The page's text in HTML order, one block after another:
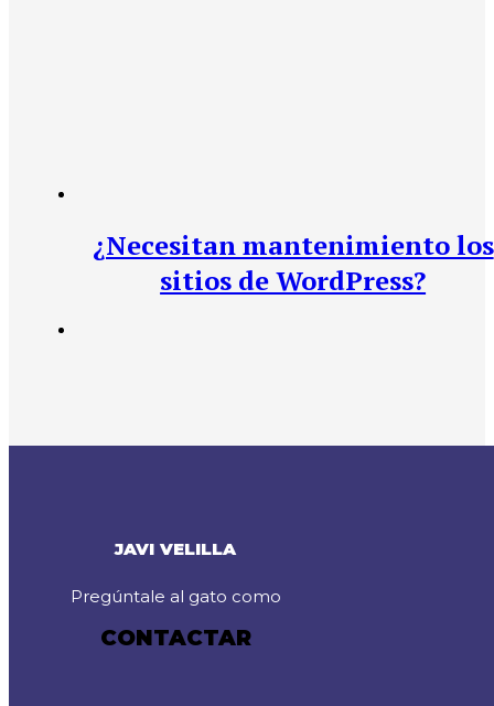
¿Necesitan mantenimiento los
sitios de WordPress?
JAVI VELILLA
Pregúntale al gato como
CONTACTAR